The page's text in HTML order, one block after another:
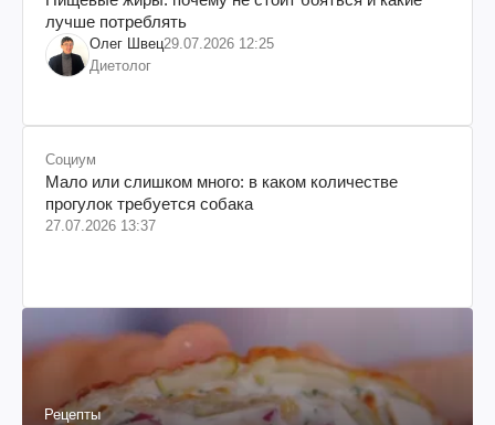
лучше потреблять
Олег Швец29.07.2026 12:25
Диетолог
Социум
Мало или слишком много: в каком количестве
прогулок требуется собака
27.07.2026 13:37
Рецепты